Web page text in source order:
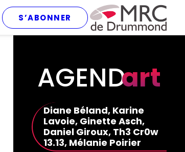
S’ABONNER
AGENDart
Diane Béland, Karine
Lavoie, Ginette Asch,
Daniel Giroux, Th3 Cr0w
13.13, Mélanie Poirier